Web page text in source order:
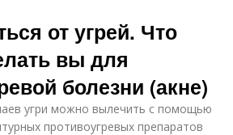
от угрей. Что
вы для
болезни (акне)
угри можно вылечить с помощью
противоугревых препаратов